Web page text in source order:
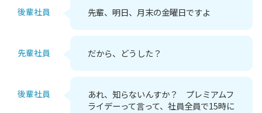
後輩社員 先輩、明日、月末の金曜日ですよ
先輩社員 だから、どうした？
後輩社員
あれ、知らないんすか？ プレミアムフ
ライデーって言って、社員全員で15時に